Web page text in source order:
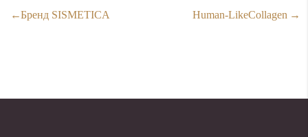
Бренд SISMETICA Human-LikeCollagen